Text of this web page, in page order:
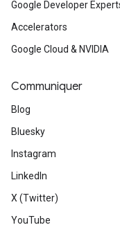
Google Developer
Accelerators
Google Cloud & NVIDIA
Communiquer
Blog
Bluesky
Instagram
LinkedIn
X (Twitter)
YouTube